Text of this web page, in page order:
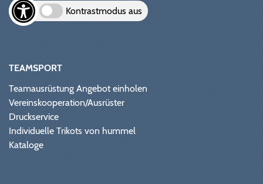
Kontrastmodus aus
TEAMSPORT
Teamausrüstung Angebot einholen
Vereinskooperation/Ausrüster
Druckservice
Individuelle Trikots von hummel
Kataloge